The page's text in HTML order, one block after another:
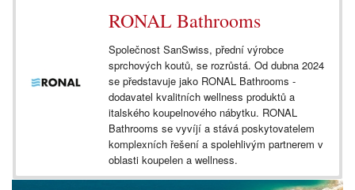
RONAL Bathrooms
Společnost SanSwiss, přední výrobce
sprchových koutů, se rozrůstá. Od dubna 2024
se představuje jako RONAL Bathrooms -
dodavatel kvalitních wellness produktů a
italského koupelnového nábytku. RONAL
Bathrooms se vyvíjí a stává poskytovatelem
komplexních řešení a spolehlivým partnerem v
oblasti koupelen a wellness.